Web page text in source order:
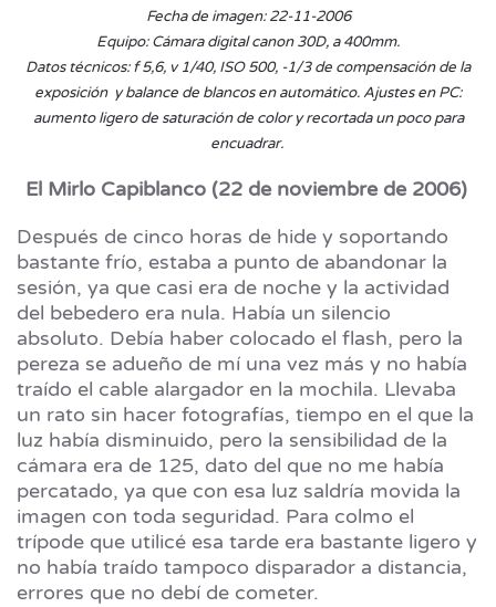
Fecha de imagen: 22-11-2006
Equipo: Cámara digital canon 30D, a 400mm.
Datos técnicos: f 5,6, v 1/40, ISO 500, -1/3 de compensación de la
exposición y balance de blancos en automático. Ajustes en PC:
aumento ligero de saturación de color y recortada un poco para
encuadrar.
El Mirlo Capiblanco (22 de noviembre de 2006)
Después de cinco horas de hide y soportando
bastante frío, estaba a punto de abandonar la
sesión, ya que casi era de noche y la actividad
del bebedero era nula. Había un silencio
absoluto. Debía haber colocado el flash, pero la
pereza se adueño de mí una vez más y no había
traído el cable alargador en la mochila. Llevaba
un rato sin hacer fotografías, tiempo en el que la
luz había disminuido, pero la sensibilidad de la
cámara era de 125, dato del que no me había
percatado, ya que con esa luz saldría movida la
imagen con toda seguridad. Para colmo el
trípode que utilicé esa tarde era bastante ligero y
no había traído tampoco disparador a distancia,
errores que no debí de cometer.